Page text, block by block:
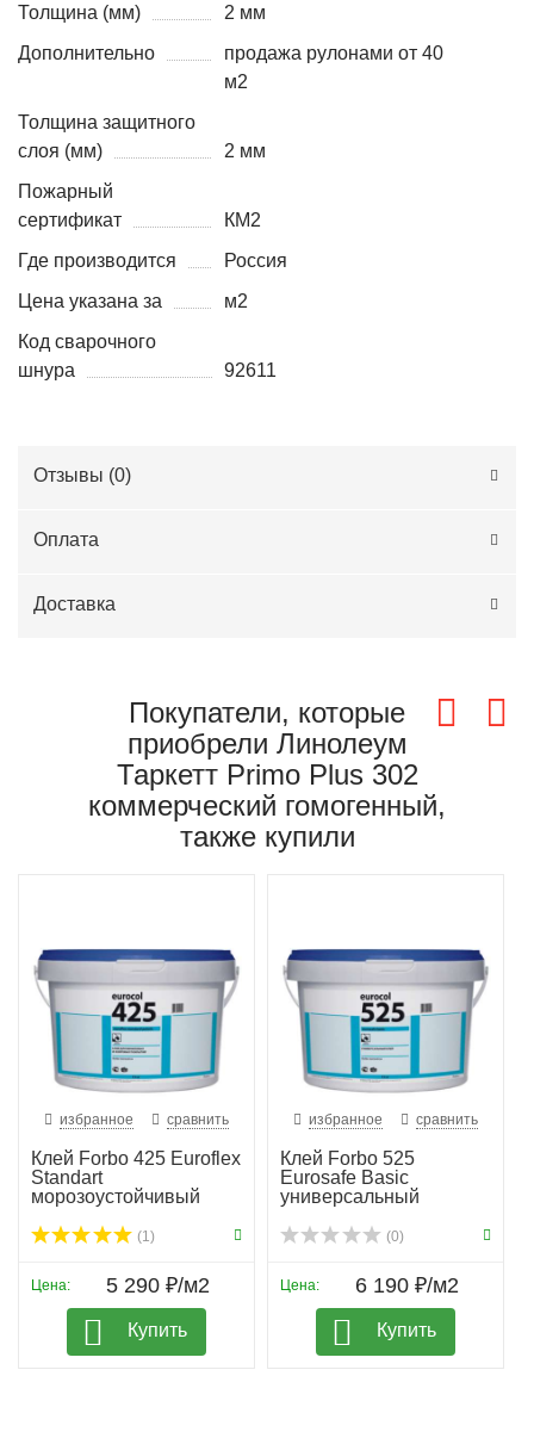
Толщина (мм)
2 мм
Дополнительно
продажа рулонами от 40
м2
Толщина защитного
слоя (мм)
2 мм
Пожарный
сертификат
КМ2
Где производится
Россия
Цена указана за
м2
Код сварочного
шнура
92611
Отзывы (0)
Оплата
Доставка
Покупатели, которые
приобрели Линолеум
Таркетт Primo Plus 302
коммерческий гомогенный,
также купили
избранное сравнить
Клей Forbo 425 Euroflex
Standart
морозоустойчивый
(1)
Цена: 5 290 ₽/м2
Купить
избранное сравнить
Клей Forbo 525
Eurosafe Basic
универсальный
(0)
Цена: 6 190 ₽/м2
Купить